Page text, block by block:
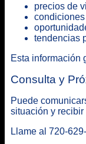
precios de
tendencias
Esta información
Consulta y
Puede
situación y
Llame al 720-